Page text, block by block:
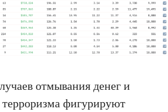
отмывания денег и
фигурируют